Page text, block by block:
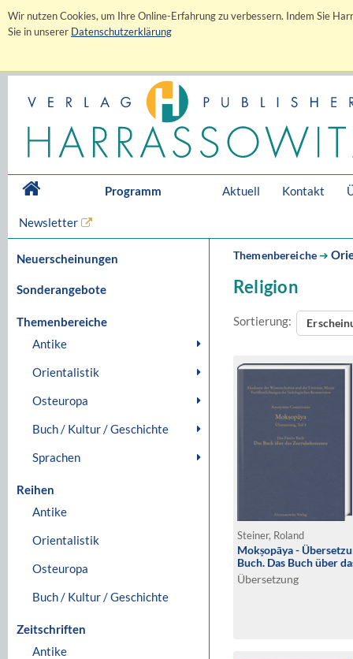
Wir nutzen Cookies, um Ihre Online-Erfahrung zu verbessern. Indem Sie
Sie in unserer Datenschutzerklärung
Programm Aktuell Kontakt
Newsletter
Neuerscheinungen
Sonderangebote
Themenbereiche
Antike
Orientalistik
Osteuropa
Buch / Kultur / Geschichte
Sprachen
Reihen
Antike
Orientalistik
Osteuropa
Buch / Kultur / Geschichte
Zeitschriften
Antike
Themenbereiche➔
Religion
Sortierung:
Steiner, Roland
Mokṣopāya -
Buch. Das Buch über
Übersetzung